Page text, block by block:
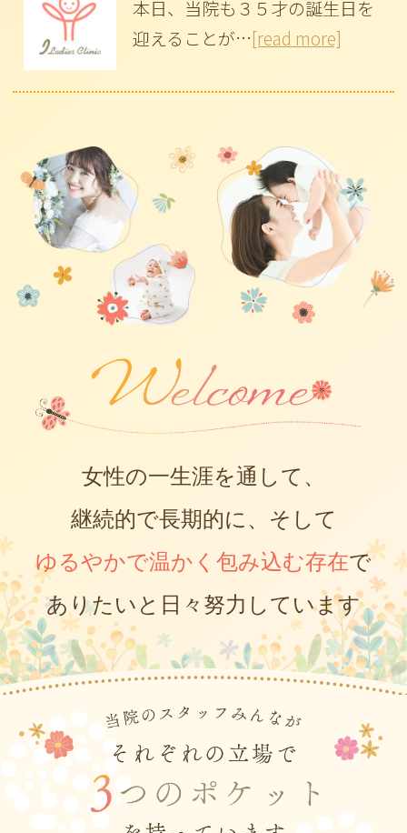
本日、当院も３５才の誕生日を
迎えることが…[read more]
女性の一生涯を通して、
継続的で長期的に、 そして
ゆるやかで温かく包み込む存在で
ありたいと 日々努力しています